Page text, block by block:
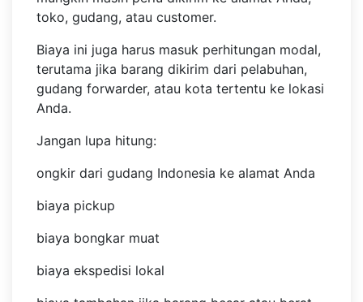
toko, gudang, atau customer.
Biaya ini juga harus masuk perhitungan modal,
terutama jika barang dikirim dari pelabuhan,
gudang forwarder, atau kota tertentu ke lokasi
Anda.
Jangan lupa hitung:
ongkir dari gudang Indonesia ke alamat Anda
biaya pickup
biaya bongkar muat
biaya ekspedisi lokal